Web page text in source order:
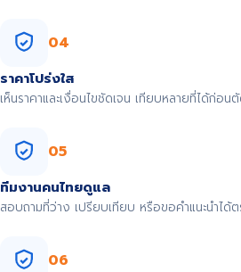
04
ราคาโปร่งใส
เห็นราคาและเงื่อนไขชัดเจน เทียบหลายที่ได้ก่อ
05
ทีมงานคนไทยดูแล
สอบถามที่ว่าง เปรียบเทียบ หรือขอคำแนะนำได้
06